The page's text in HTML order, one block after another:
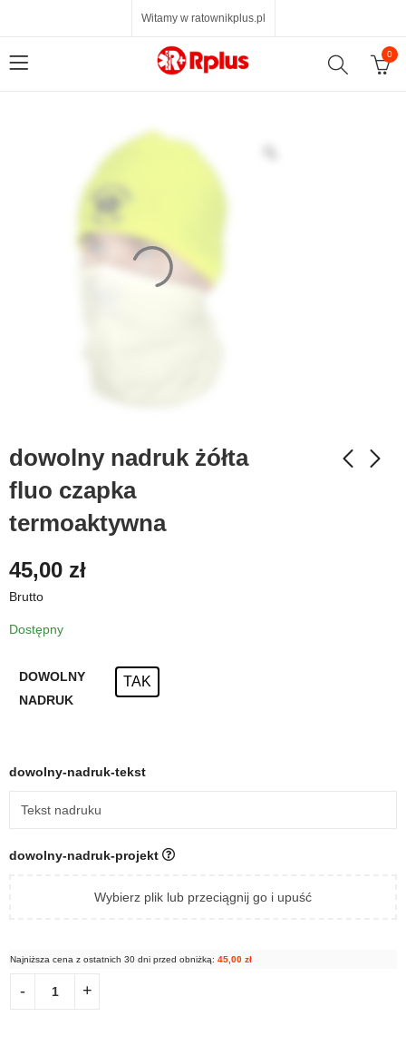
Witamy w ratownikplus.pl
0
dowolny nadruk żółta
fluo czapka
termoaktywna
45,00 zł
Brutto
Dostępny
DOWOLNY
NADRUK
TAK
dowolny-nadruk-tekst
dowolny-nadruk-projekt
Wybierz plik lub przeciągnij go i upuść
Najniższa cena z ostatnich 30 dni przed obniżką: 45,00 zł